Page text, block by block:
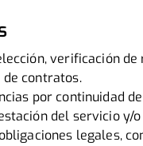
verificación
contratos.
por continuidad
del servicio y/
legales,